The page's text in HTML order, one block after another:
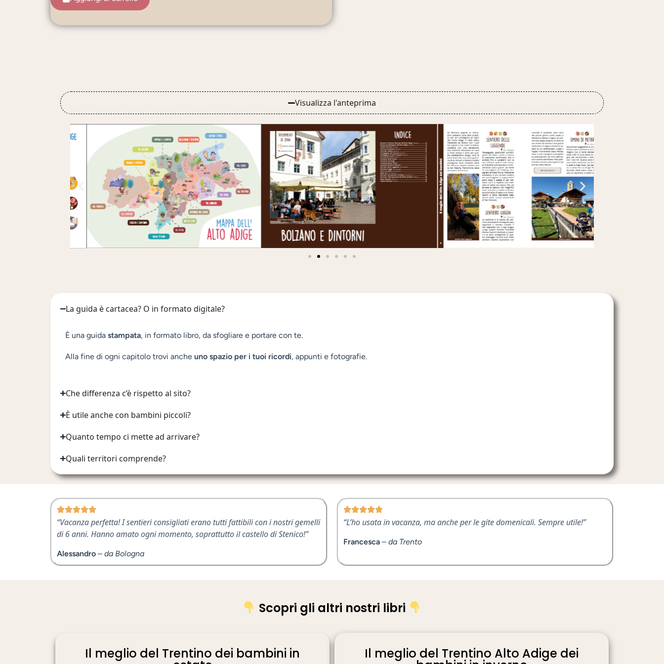
Visualizza l'anteprima
La guida è cartacea? O in formato digitale?
È una guida stampata, in formato libro, da sfogliare e portare con te.
Alla fine di ogni capitolo trovi anche uno spazio per i tuoi ricordi, appunti e fotografie.
Che differenza c’è rispetto al sito?
È utile anche con bambini piccoli?
Quanto tempo ci mette ad arrivare?
Quali territori comprende?
“Vacanza perfetta! I sentieri consigliati erano tutti fattibili con i nostri gemelli
di 6 anni. Hanno amato ogni momento, soprattutto il castello di Stenico!”
Alessandro – da Bologna
“L’ho usata in vacanza, ma anche per le gite domenicali. Sempre utile!”
Francesca– da Trento
Scopri gli altri nostri libri
Il meglio del Trentino dei bambini in Il meglio del Trentino Alto Adige dei